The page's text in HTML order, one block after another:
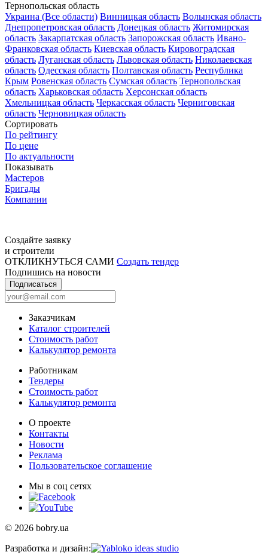
Тернопольская область
Украина (Все области) Винницкая область Волынская область
Днепропетровская область Донецкая область Житомирская
область Закарпатская область Запорожская область Ивано-
Франковская область Киевская область Кировоградская
область Луганская область Львовская область Николаевская
область Одесская область Полтавская область Республика
Крым Ровенская область Сумская область Тернопольская
область Харьковская область Херсонская область
Хмельницкая область Черкасская область Черниговская
область Черновицкая область
Сортировать
По рейтингу
По цене
По актуальности
Показывать
Мастеров
Бригады
Компании
Создайте заявку
и строители
ОТКЛИКНУТЬСЯ САМИ Создать тендер
Подпишись на новости
Подписаться
Заказчикам
Каталог строителей
Стоимость работ
Калькулятор ремонта
Работникам
Тендеры
Стоимость работ
Калькулятор ремонта
О проекте
Контакты
Новости
Реклама
Пользовательское соглашение
Мы в соц сетях
© 2026 bobry.ua
Разработка и дизайн: